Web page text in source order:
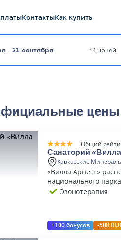
КонтактыКак купить
- 21 сентября 14 ночей
цены
Общий
Санаторий
Кавказские
«Вилла Арнест»
национального
наиболее
Озонотерапия
+100 бонусов -500